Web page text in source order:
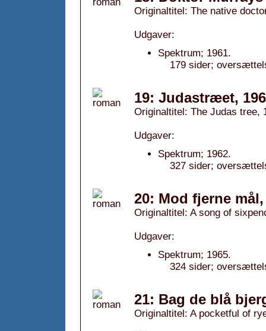
Originaltitel: The native
Udgaver:
Spektrum; 1961.
179 sider;
19: Judastræet,
Originaltitel: The Judas tree,
Udgaver:
Spektrum; 1962.
327 sider;
20: Mod fjerne mål,
Originaltitel: A song of
Udgaver:
Spektrum; 1965.
324 sider;
21: Bag de blå
Originaltitel: A pocketful of